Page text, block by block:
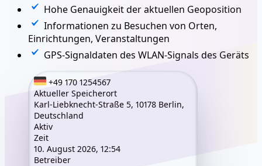
Hohe Genauigkeit der aktuellen Geoposition
Informationen zu Besuchen von Orten,
Einrichtungen, Veranstaltungen
GPS-Signaldaten des WLAN-Signals des Geräts
+49 170 1254567
Aktueller Speicherort
Karl-Liebknecht-Straße 5, 10178 Berlin,
Deutschland
Aktiv
Zeit
10. August 2026, 12:54
Betreiber